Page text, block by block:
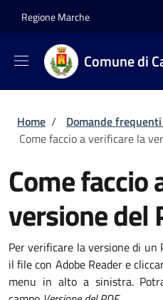
Regione Marche
Comune di
Briciole di
Home / Domande frequenti
Come faccio a verificare la
Come faccio
versione del
Per verificare la versione di un
il file con Adobe Reader e
menu in alto a sinistra.